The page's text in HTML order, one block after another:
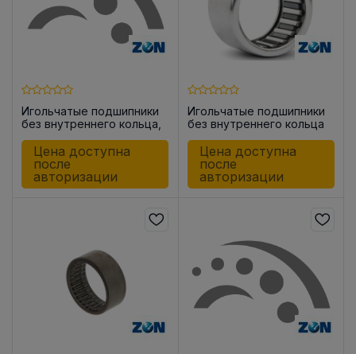
Игольчатые подшипники
без внутреннего кольца,
закрытые с одной
стороны BK1512
Цена доступна
после
авторизации
Игольчатые подшипники
без внутреннего кольца
HK0908
Цена доступна
после
авторизации